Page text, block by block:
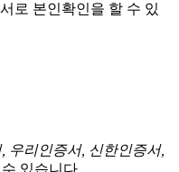
로 본인확인을 할 수 있
우리인증서, 신한인증서,